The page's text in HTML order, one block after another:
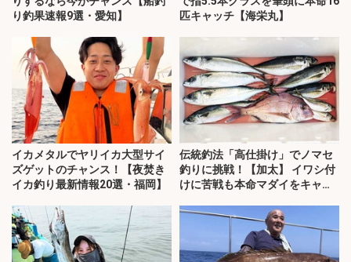
り釣果速報9選・愛知】
匹キャッチ【海栄丸】
イカメタルでヤリイカ大型サイ
ズゲットのチャンス！【夜焚き
イカ釣り最新情報20選・福岡】
伝統釣法「高仕掛け」でノマセ
釣りに挑戦！【加太】 イワシ付
けに苦戦も本命マダイをキャッ